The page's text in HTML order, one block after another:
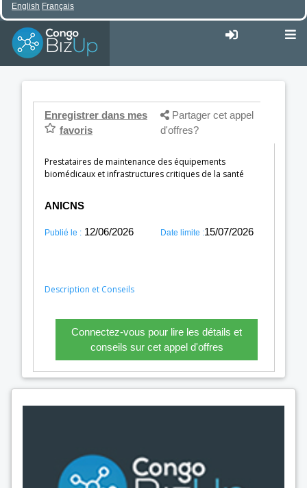
English Français
Enregistrer dans mes
favoris
Partager cet appel
d'offres?
Prestataires de maintenance des équipements
biomédicaux et infrastructures critiques de la santé
ANICNS
Publié le : 12/06/2026 Date limite :15/07/2026
Description et Conseils
Connectez-vous pour lire les détails et
conseils sur cet appel d'offres